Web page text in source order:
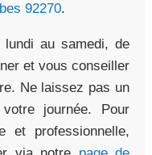
92270.
lundi au samedi, de
et vous conseiller
Ne laissez pas un
journée. Pour
et professionnelle,